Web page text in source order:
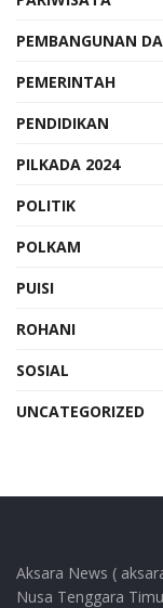
PEMBANGUNAN
PEMERINTAH
PENDIDIKAN
PILKADA 2024
POLITIK
POLKAM
PUISI
ROHANI
SOSIAL
UNCATEGORIZED
Aksara News (
Nusa Tenggara